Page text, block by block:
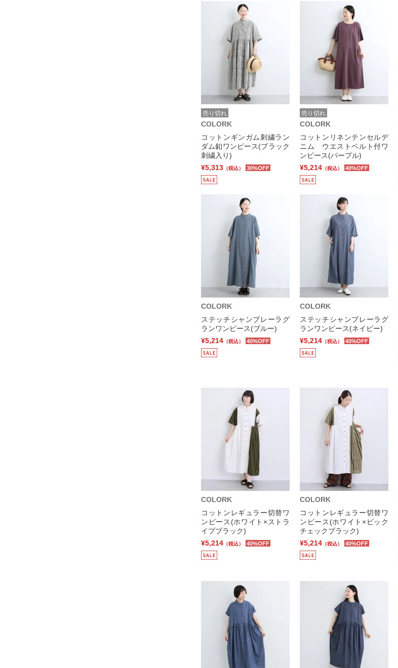
売り切れ
COLORK
コットンギンガム刺繍ラン
ダム釦ワンピース(ブラック
刺繍入り)
¥5,313 （税込） 30%OFF
売り切れ
COLORK
コットンリネンテンセルデ
ニム ウエストベルト付ワ
ンピース(パープル)
¥5,214 （税込） 40%OFF
COLORK
ステッチシャンブレーラグ
ランワンピース(ブルー)
¥5,214 （税込） 40%OFF
COLORK
ステッチシャンブレーラグ
ランワンピース(ネイビー)
¥5,214 （税込） 40%OFF
COLORK
コットンレギュラー切替ワ
ンピース(ホワイト×ストラ
イプブラック)
¥5,214 （税込） 40%OFF
COLORK
コットンレギュラー切替ワ
ンピース(ホワイト×ビック
チェックブラック)
¥5,214 （税込） 40%OFF